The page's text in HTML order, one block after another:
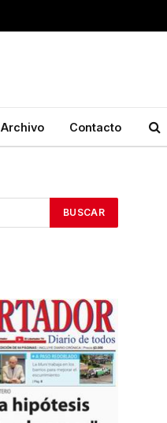
Archivo Contacto